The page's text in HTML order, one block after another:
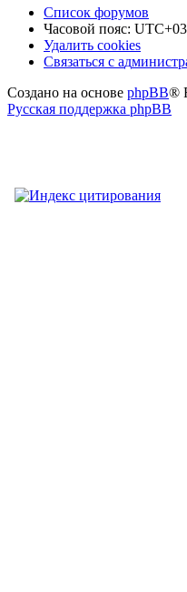
Список форумов
Часовой пояс:
Удалить cookies
Связаться
администрацией
Связаться с администр
Создано на основе phpBB®
Русская поддержка phpBB